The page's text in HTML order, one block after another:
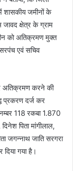
शासकीय जमीनों के
क्षेत्र के ग्राम
को अतिक्रमण मुक्‍त
एवं सचिव
अतिक्रमण करने की
प्रकरण दर्ज कर
118 रकबा 1.870
पिता मांगीलाल,
जगन्‍नाथ जाति सरगरा
गया है।